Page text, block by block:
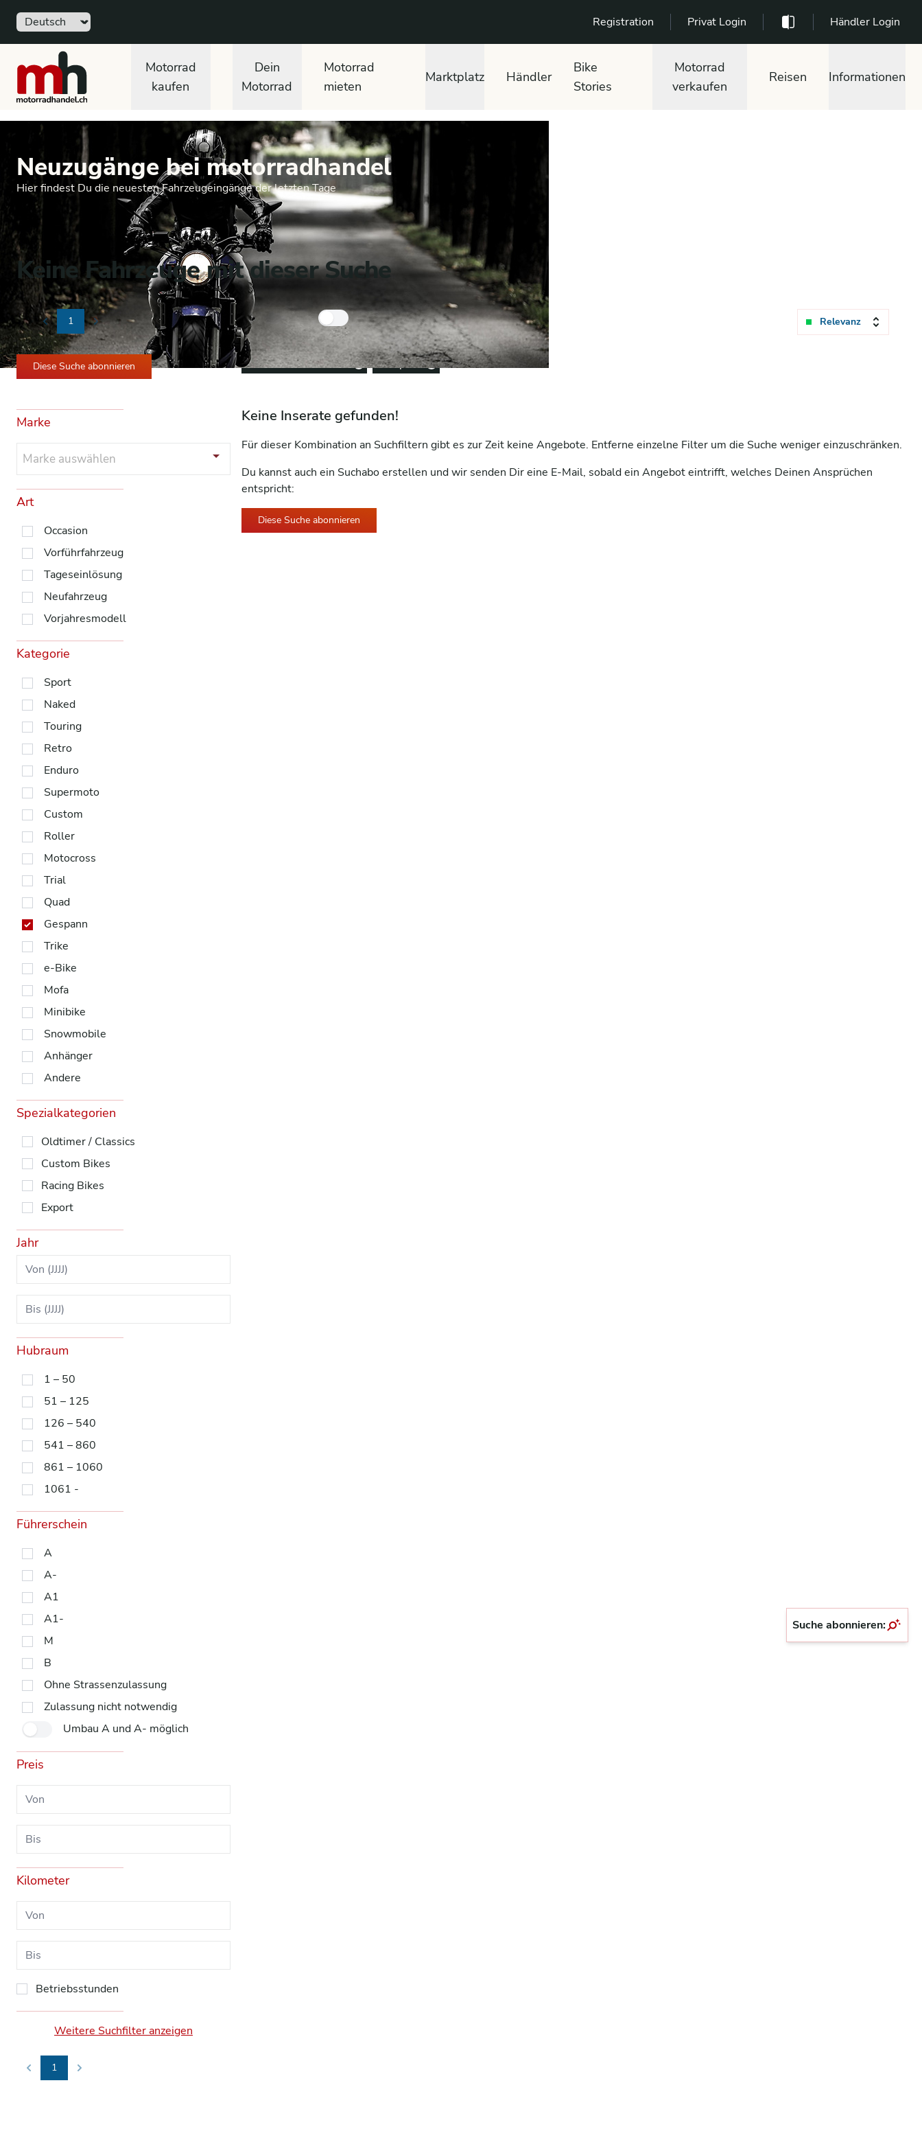
Sprache Registration Privat Login Händler Login
motorradhandel.ch
Motorrad
kaufen
Dein
Motorrad
Motorrad
mieten
Marktplatz Händler
Bike
Stories
Motorrad
verkaufen
Reisen Informationen
Neuzugänge bei motorradhandel
Hier findest Du die neuesten Fahrzeugeingänge der letzten Tage
Keine Fahrzeuge mit dieser Suche
Previous
1 Next
Nur Händlerfahrzeuge Relevanz
Diese Suche abonnieren Alle Filter entfernen Remove option
Gespann Remove option
Marke
Marke auswählen
Art
Occasion
Vorführfahrzeug
Tageseinlösung
Neufahrzeug
Vorjahresmodell
Kategorie
Sport
Naked
Touring
Retro
Enduro
Supermoto
Custom
Roller
Motocross
Trial
Quad
Gespann
Trike
e-Bike
Mofa
Minibike
Snowmobile
Anhänger
Andere
Spezialkategorien
Oldtimer / Classics
Custom Bikes
Racing Bikes
Export
Jahr
Hubraum
1 – 50
51 – 125
126 – 540
541 – 860
861 – 1060
1061 -
Führerschein
A
A-
A1
A1-
M
B
Ohne Strassenzulassung
Zulassung nicht notwendig
Umbau A und A- möglich
Preis
Kilometer
Betriebsstunden
Weitere Suchfilter anzeigen
Keine Inserate gefunden!
Für dieser Kombination an Suchfiltern gibt es zur Zeit keine Angebote. Entferne einzelne Filter um die Suche weniger einzuschränken.
Du kannst auch ein Suchabo erstellen und wir senden Dir eine E-Mail, sobald ein Angebot eintrifft, welches Deinen Ansprüchen
entspricht:
Diese Suche abonnieren
Previous
1 Next
Suche abonnieren: